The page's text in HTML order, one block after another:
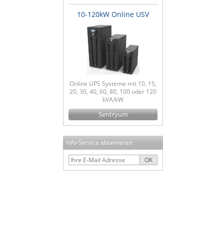
10-120kW Online USV
Online UPS Systeme mit 10, 15,
20, 30, 40, 60, 80, 100 oder 120
kVA/kW
Sentryum
Info-Service abonnieren
OK